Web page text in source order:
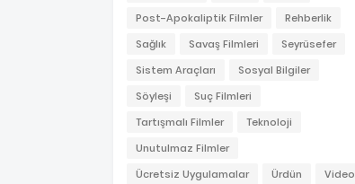
Post-Apokaliptik Filmler
Rehberlik
Sağlık
Savaş Filmleri
Seyrüsefer
Sistem Araçları
Sosyal Bilgiler
Söyleşi
Suç Filmleri
Tartışmalı Filmler
Teknoloji
Unutulmaz Filmler
Ücretsiz Uygulamalar
Ürdün
Video